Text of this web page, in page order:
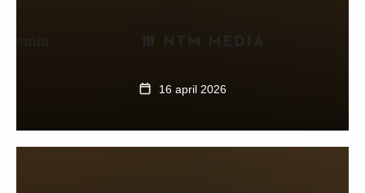
16 april 2026